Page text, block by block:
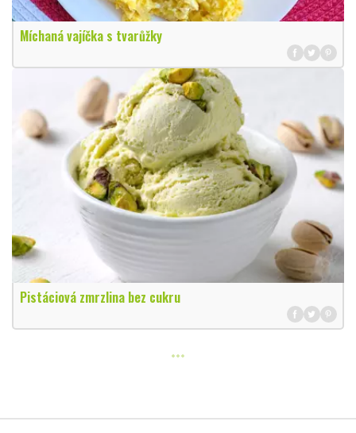
Míchaná vajíčka s tvarůžky
Pistáciová zmrzlina bez cukru